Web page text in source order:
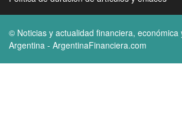
© Noticias y actualidad financiera, económica
Argentina - ArgentinaFinanciera.com